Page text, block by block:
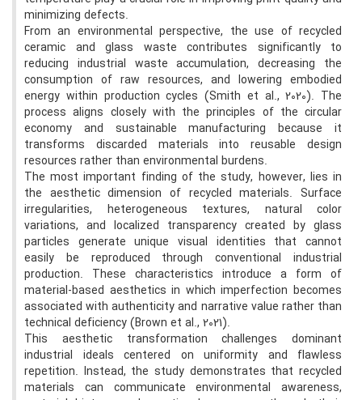
minimizing defects.
From an environmental perspective, the use of recycled
ceramic and glass waste contributes significantly to
reducing industrial waste accumulation, decreasing the
consumption of raw resources, and lowering embodied
energy within production cycles (Smith et al., 2020). The
process aligns closely with the principles of the circular
economy and sustainable manufacturing because it
transforms discarded materials into reusable design
resources rather than environmental burdens.
The most important finding of the study, however, lies in
the aesthetic dimension of recycled materials. Surface
irregularities, heterogeneous textures, natural color
variations, and localized transparency created by glass
particles generate unique visual identities that cannot
easily be reproduced through conventional industrial
production. These characteristics introduce a form of
material-based aesthetics in which imperfection becomes
associated with authenticity and narrative value rather than
technical deficiency (Brown et al., 2021).
This aesthetic transformation challenges dominant
industrial ideals centered on uniformity and flawless
repetition. Instead, the study demonstrates that recycled
materials can communicate environmental awareness,